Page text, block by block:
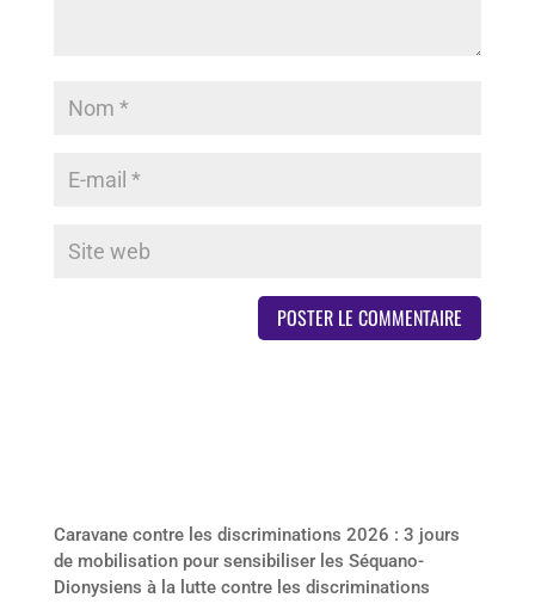
Caravane contre les discriminations 2026 : 3 jours
de mobilisation pour sensibiliser les Séquano-
Dionysiens à la lutte contre les discriminations